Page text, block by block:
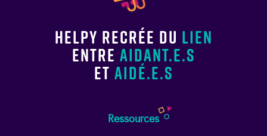
Helpy recrée du lien
entre aidant.e.s
et aidé.e.s
Ressources